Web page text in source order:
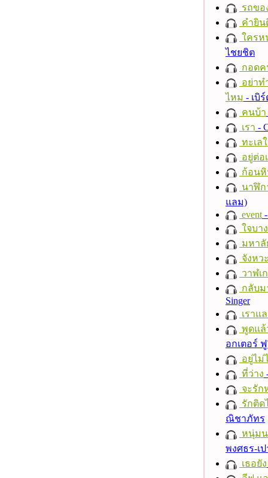
รถขอ
คำยิน
ใครห
ไชยชิต
กอดค
อย่าท
ไหม - เบิ
คนบ้า
เรา -
ทะเล
อยู่ต่อ
ก้อน
นาฬิก
แลม)
event
ใจบาง
มหาลั
จังหว
วาฬเ
กลับม
Singer
เราแ
พูดแล้
อกเตอร์
อยู่ไม่
ที่ว่าง
จะรัก
รักติด
ณิชาภัทร
หนุ่มน
พงศธร-เ
เธอยัง